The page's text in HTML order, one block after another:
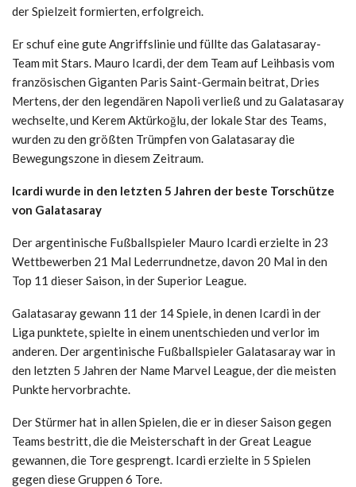
der Spielzeit formierten, erfolgreich.
Er schuf eine gute Angriffslinie und füllte das Galatasaray-
Team mit Stars. Mauro Icardi, der dem Team auf Leihbasis vom
französischen Giganten Paris Saint-Germain beitrat, Dries
Mertens, der den legendären Napoli verließ und zu Galatasaray
wechselte, und Kerem Aktürkoğlu, der lokale Star des Teams,
wurden zu den größten Trümpfen von Galatasaray die
Bewegungszone in diesem Zeitraum.
Icardi wurde in den letzten 5 Jahren der beste Torschütze
von Galatasaray
Der argentinische Fußballspieler Mauro Icardi erzielte in 23
Wettbewerben 21 Mal Lederrundnetze, davon 20 Mal in den
Top 11 dieser Saison, in der Superior League.
Galatasaray gewann 11 der 14 Spiele, in denen Icardi in der
Liga punktete, spielte in einem unentschieden und verlor im
anderen. Der argentinische Fußballspieler Galatasaray war in
den letzten 5 Jahren der Name Marvel League, der die meisten
Punkte hervorbrachte.
Der Stürmer hat in allen Spielen, die er in dieser Saison gegen
Teams bestritt, die die Meisterschaft in der Great League
gewannen, die Tore gesprengt. Icardi erzielte in 5 Spielen
gegen diese Gruppen 6 Tore.